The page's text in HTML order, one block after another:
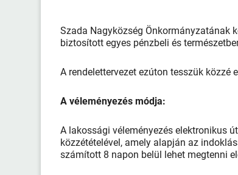
Szada Nagyközség Önkormányzatának
biztosított egyes pénzbeli és
A rendelettervezet ezúton tesszük közzé
A véleményezés módja:
A lakossági véleményezés elektronikus
közzétételével, amely alapján az
számított 8 napon belül lehet megtenni